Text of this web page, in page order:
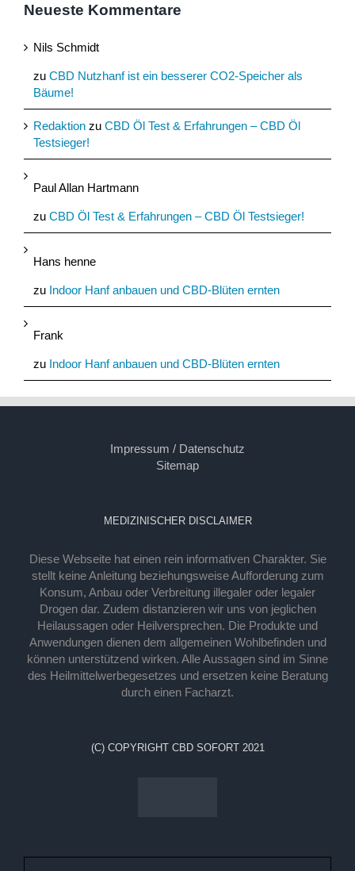
Neueste Kommentare
Nils Schmidt
zu CBD Nutzhanf ist ein besserer CO2-Speicher als
Bäume!
Redaktion zu CBD Öl Test & Erfahrungen – CBD Öl
Testsieger!
Paul Allan Hartmann
zu CBD Öl Test & Erfahrungen – CBD Öl Testsieger!
Hans henne
zu Indoor Hanf anbauen und CBD-Blüten ernten
Frank
zu Indoor Hanf anbauen und CBD-Blüten ernten
Impressum / Datenschutz
Sitemap
MEDIZINISCHER DISCLAIMER
Diese Webseite hat einen rein informativen Charakter. Sie
stellt keine Anleitung beziehungsweise Aufforderung zum
Konsum, Anbau oder Verbreitung illegaler oder legaler
Drogen dar. Zudem distanzieren wir uns von jeglichen
Heilaussagen oder Heilversprechen. Die Produkte und
Anwendungen dienen dem allgemeinen Wohlbefinden und
können unterstützend wirken. Alle Aussagen sind im Sinne
des Heilmittelwerbegesetzes und ersetzen keine Beratung
durch einen Facharzt.
(C) COPYRIGHT CBD SOFORT 2021